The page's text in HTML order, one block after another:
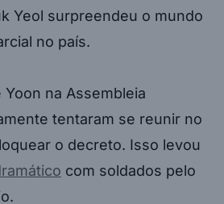
Yeol surpreendeu o mundo
no país.
na Assembleia
tentaram se reunir no
o decreto. Isso levou
com soldados pelo